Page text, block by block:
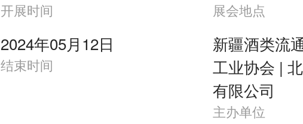
开展时间 展会地点
2024年05月12日
结束时间
新疆酒类流
工业协会 |
有限公司
主办单位